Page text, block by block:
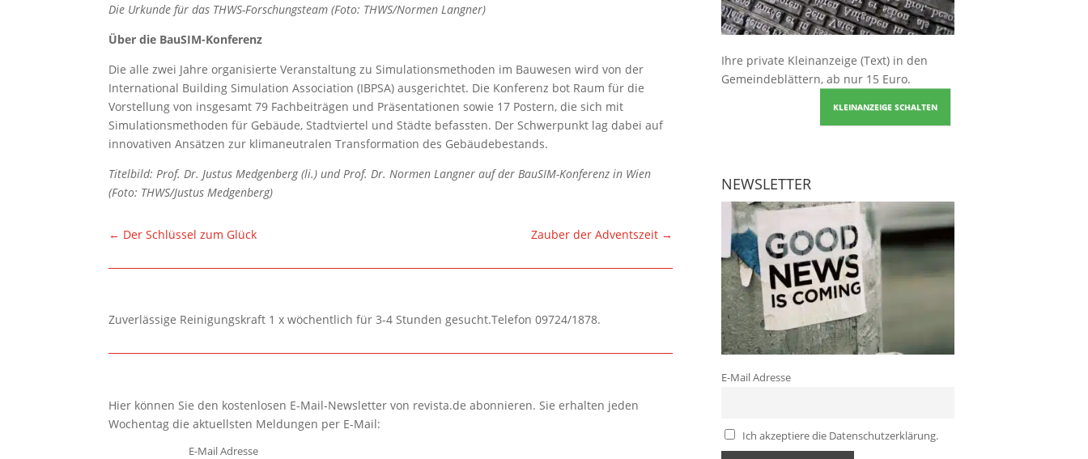
Die Urkunde für das THWS-Forschungsteam (Foto: THWS/Normen Langner)
Über die BauSIM-Konferenz
Die alle zwei Jahre organisierte Veranstaltung zu Simulationsmethoden im Bauwesen wird von der
International Building Simulation Association (IBPSA) ausgerichtet. Die Konferenz bot Raum für die
Vorstellung von insgesamt 79 Fachbeiträgen und Präsentationen sowie 17 Postern, die sich mit
Simulationsmethoden für Gebäude, Stadtviertel und Städte befassten. Der Schwerpunkt lag dabei auf
innovativen Ansätzen zur klimaneutralen Transformation des Gebäudebestands.
Titelbild: Prof. Dr. Justus Medgenberg (li.) und Prof. Dr. Normen Langner auf der BauSIM-Konferenz in Wien
(Foto: THWS/Justus Medgenberg)
← Der Schlüssel zum Glück Zauber der Adventszeit →
Zuverlässige Reinigungskraft 1 x wöchentlich für 3-4 Stunden gesucht.Telefon 09724/1878.
Hier können Sie den kostenlosen E-Mail-Newsletter von revista.de abonnieren. Sie erhalten jeden
Wochentag die aktuellsten Meldungen per E-Mail:
E-Mail Adresse
Ihre private Kleinanzeige (Text) in den
Gemeindeblättern, ab nur 15 Euro.
KLEINANZEIGE SCHALTEN
NEWSLETTER
E-Mail Adresse
Ich akzeptiere die Datenschutzerklärung.